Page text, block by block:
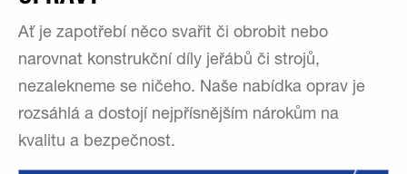
Ať je zapotřebí něco svařit či obrobit nebo
narovnat konstrukční díly jeřábů či strojů,
nezalekneme se ničeho. Naše nabídka oprav je
rozsáhlá a dostojí nejpřísnějším nárokům na
kvalitu a bezpečnost.